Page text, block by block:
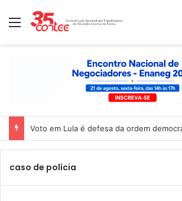
Menu
Voto em Lula é defesa da ordem
caso de polícia